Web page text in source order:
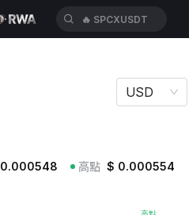
🔥 SPCXUSDT
USD
0.000548 高點 $ 0.000554